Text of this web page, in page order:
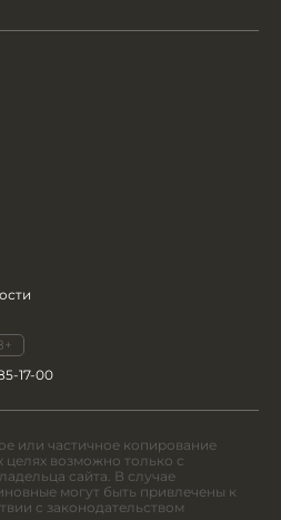
17-00
или частичное копирование
целях возможно только с
сайта. В случае
могут быть привлечены к
с законодательством